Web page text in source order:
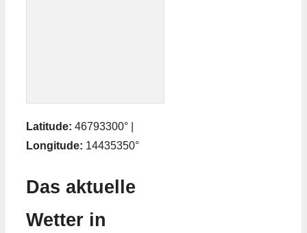
Latitude: 46793300° |
Longitude: 14435350°
Das aktuelle
Wetter in